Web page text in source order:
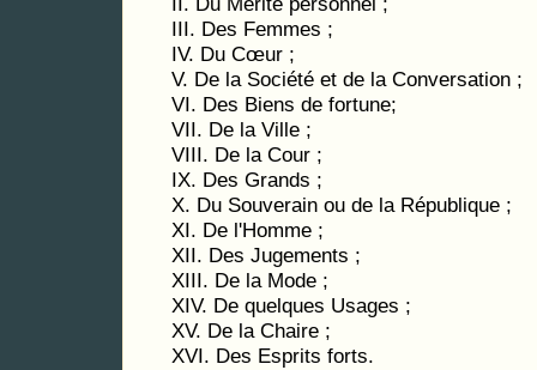
III. Des Femmes ;
IV. Du Cœur ;
V. De la Société et de la Conversation ;
VI. Des Biens de fortune;
VII. De la Ville ;
VIII. De la Cour ;
IX. Des Grands ;
X. Du Souverain ou de la République ;
XI. De l'Homme ;
XII. Des Jugements ;
XIII. De la Mode ;
XIV. De quelques Usages ;
XV. De la Chaire ;
XVI. Des Esprits forts.